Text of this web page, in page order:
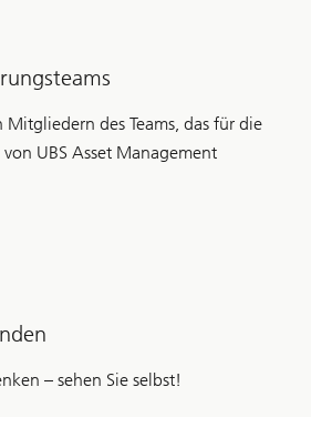
Mitgliedern des Teams, das für die
UBS Asset Management
– sehen Sie selbst!